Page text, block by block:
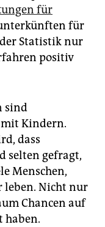
für
für
Statistik nur
positiv
sind
Kindern.
dass
selten gefragt,
Menschen,
leben. Nicht nur
Chancen auf
haben.